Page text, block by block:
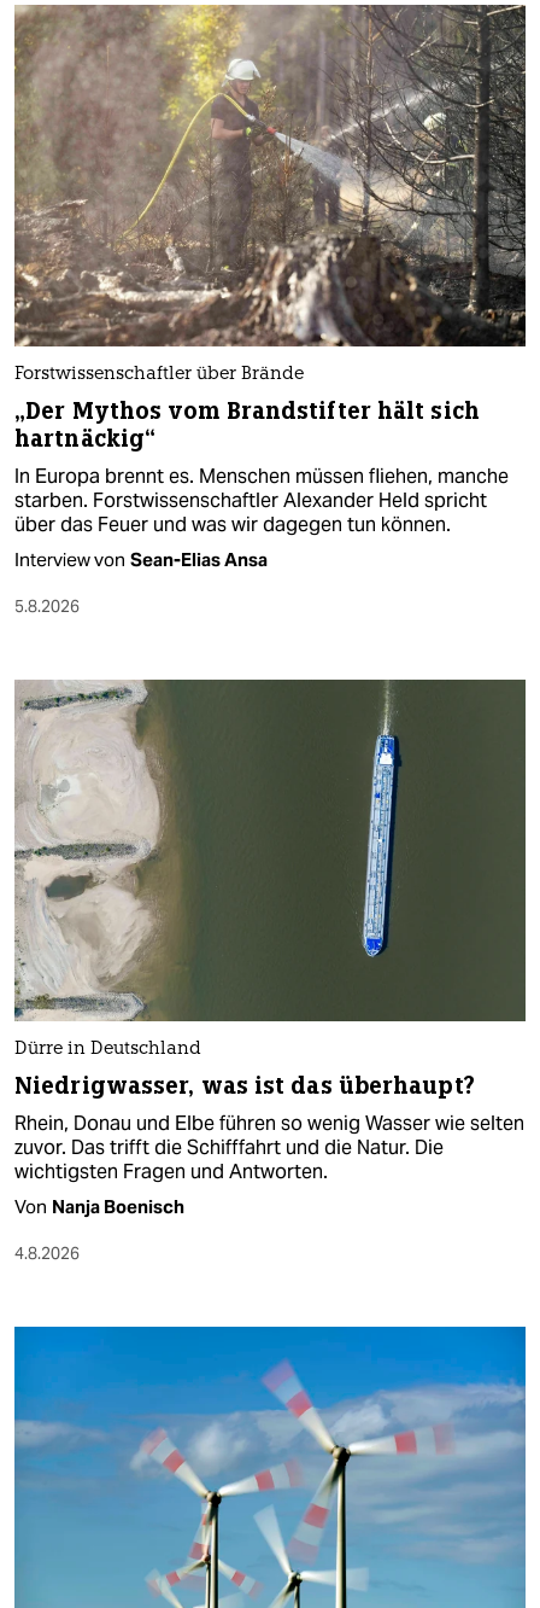
Forstwissenschaftler über Brände
„Der Mythos vom Brandstifter hält sich
hartnäckig“
In Europa brennt es. Menschen müssen fliehen, manche
starben. Forstwissenschaftler Alexander Held spricht
über das Feuer und was wir dagegen tun können.
Interview von Sean-Elias Ansa
5.8.2026
Dürre in Deutschland
Niedrigwasser, was ist das überhaupt?
Rhein, Donau und Elbe führen so wenig Wasser wie selten
zuvor. Das trifft die Schifffahrt und die Natur. Die
wichtigsten Fragen und Antworten.
Von Nanja Boenisch
4.8.2026